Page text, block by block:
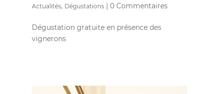
Actualités, Dégustations| 0 Commentaires
Dégustation gratuite en présence des
vignerons